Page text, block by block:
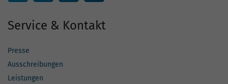
Service & Kontakt
Presse
Ausschreibungen
Leistungen